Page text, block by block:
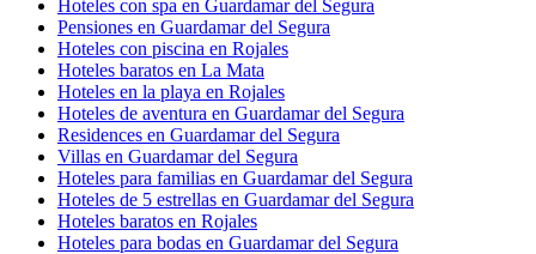
Hoteles con spa en Guardamar del Segura
Pensiones en Guardamar del Segura
Hoteles con piscina en Rojales
Hoteles baratos en La Mata
Hoteles en la playa en Rojales
Hoteles de aventura en Guardamar del Segura
Residences en Guardamar del Segura
Villas en Guardamar del Segura
Hoteles para familias en Guardamar del Segura
Hoteles de 5 estrellas en Guardamar del Segura
Hoteles baratos en Rojales
Hoteles para bodas en Guardamar del Segura